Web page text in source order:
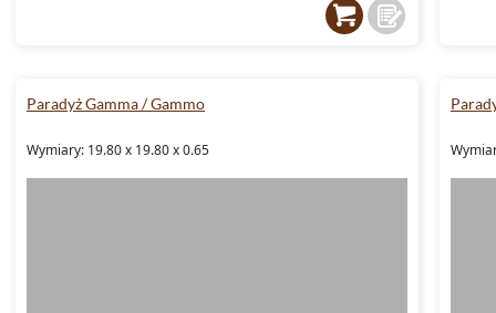
Paradyż Gamma / Gammo
Wymiary: 19.80 x 19.80 x 0.65